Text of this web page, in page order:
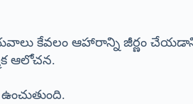
కేవలం ఆహారాన్ని జీర్ణం
ఆలోచన.